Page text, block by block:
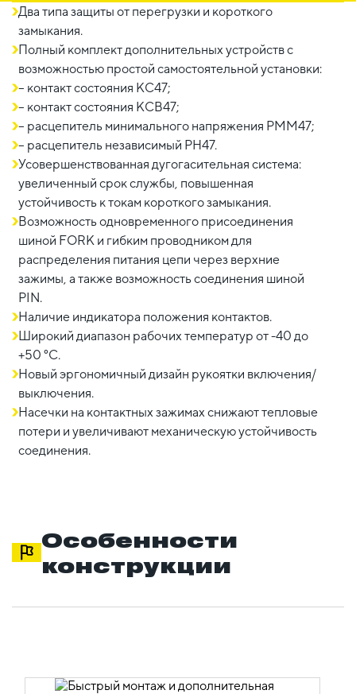
Два типа защиты от перегрузки и короткого
замыкания.
Полный комплект дополнительных устройств с
возможностью простой самостоятельной установки:
– контакт состояния КС47;
– контакт состояния КСВ47;
– расцепитель минимального напряжения РММ47;
– расцепитель независимый РН47.
Усовершенствованная дугогасительная система:
увеличенный срок службы, повышенная
устойчивость к токам короткого замыкания.
Возможность одновременного присоединения
шиной FORK и гибким проводником для
распределения питания цепи через верхние
зажимы, а также возможность соединения шиной
PIN.
Наличие индикатора положения контактов.
Широкий диапазон рабочих температур от -40 до
+50 °С.
Новый эргономичный дизайн рукоятки включения/
выключения.
Насечки на контактных зажимах снижают тепловые
потери и увеличивают механическую устойчивость
соединения.
Особенности
конструкции